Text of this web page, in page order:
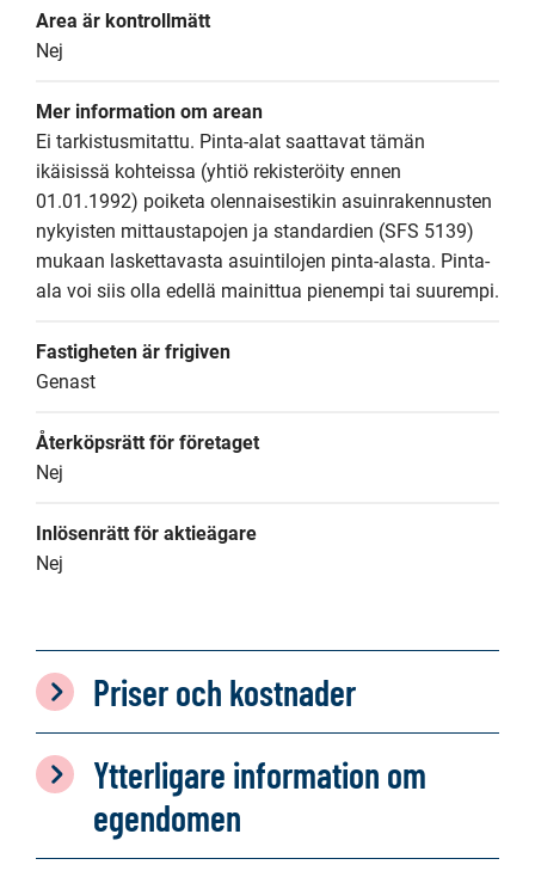
Area är kontrollmätt
Nej
Mer information om arean
Ei tarkistusmitattu. Pinta-alat saattavat tämän
ikäisissä kohteissa (yhtiö rekisteröity ennen
01.01.1992) poiketa olennaisestikin asuinrakennusten
nykyisten mittaustapojen ja standardien (SFS 5139)
mukaan laskettavasta asuintilojen pinta-alasta. Pinta-
ala voi siis olla edellä mainittua pienempi tai suurempi.
Fastigheten är frigiven
Genast
Återköpsrätt för företaget
Nej
Inlösenrätt för aktieägare
Nej
Priser och kostnader
Ytterligare information om
egendomen